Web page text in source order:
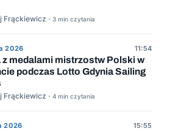
Frąckiewicz · 3 min czytania
2026 11:54
z medalami mistrzostw Polski w
podczas Lotto Gdynia Sailing
Frąckiewicz · 4 min czytania
2026 15:55